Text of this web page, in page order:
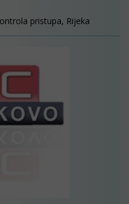
pristupa, Rijeka